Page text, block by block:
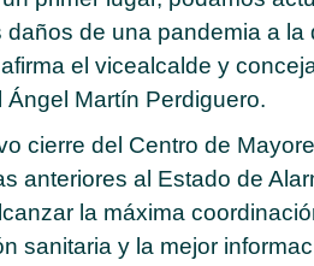
daños de una pandemia a la
el vicealcalde y
Ángel Martín Perdiguero.
cierre del Centro de
anteriores al Estado de
la máxima
sanitaria y la mejor